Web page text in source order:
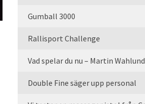
Gumball 3000
Rallisport Challenge
Vad spelar du nu – Martin Wahlund
Double Fine säger upp personal